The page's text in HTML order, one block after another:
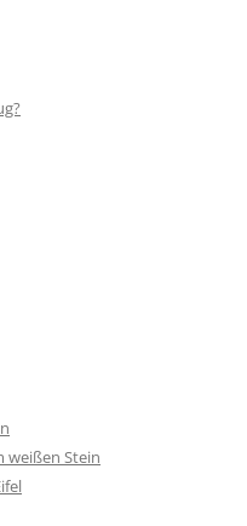
weißen Stein